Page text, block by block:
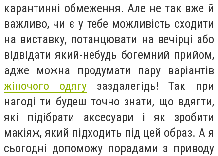
карантинні обмеження. Але не так вже й
важливо, чи є у тебе можливість сходити
на виставку, потанцювати на вечірці або
відвідати який-небудь богемний прийом,
адже можна продумати пару варіантів
жіночого одягузаздалегідь! Так при
нагоді ти будеш точно знати, що вдягти,
які підібрати аксесуари і як зробити
макіяж, який підходить під цей образ. А я
сьогодні допоможу порадами з приводу